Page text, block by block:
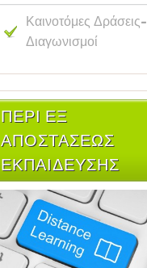
Καινοτόμες Δράσεις-
Διαγωνισμοί
ΠΕΡΙ ΕΞ
ΑΠΟΣΤΑΣΕΩΣ
ΕΚΠΑΙΔΕΥΣΗΣ